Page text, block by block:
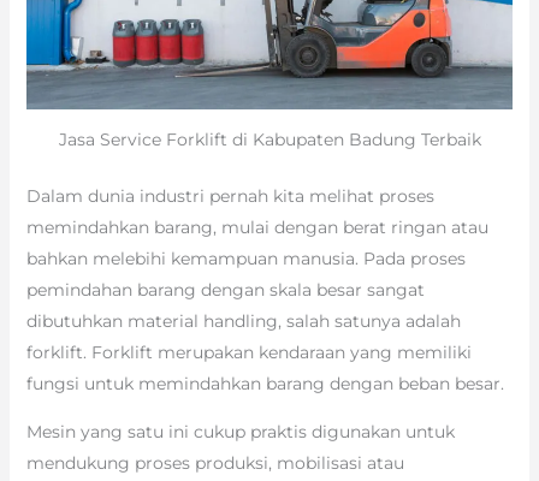
Jasa Service Forklift di Kabupaten Badung Terbaik
Dalam dunia industri pernah kita melihat proses
memindahkan barang, mulai dengan berat ringan atau
bahkan melebihi kemampuan manusia. Pada proses
pemindahan barang dengan skala besar sangat
dibutuhkan material handling, salah satunya adalah
forklift. Forklift merupakan kendaraan yang memiliki
fungsi untuk memindahkan barang dengan beban besar.
Mesin yang satu ini cukup praktis digunakan untuk
mendukung proses produksi, mobilisasi atau